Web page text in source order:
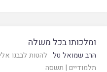
ומלכותו בכל משלה
הרב שמואל טל להטות לבבנו
תלמודיים | תשסה